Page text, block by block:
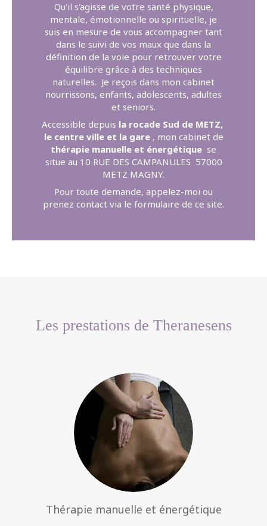
Qu'il s'agisse de votre santé physique,
mentale, émotionnelle ou spirituelle, je
suis en mesure de vous accompagner tant
dans le suivi de vos maux que dans la
définition de la voie pour retrouver votre
équilibre grâce à des techniques
naturelles. Je reçois dans mon cabinet
nourrissons, enfants, adolescents, adultes
et seniors.
Accessible depuis la rocade Sud de METZ,
le centreville et la gare , mon cabinet de
thérapie manuelle et énergétique se
situe au 10 RUE DES CAMPANULES 57000
METZ MAGNY.
Pour toute demande, appelez-moi ou
prenez contact via le formulaire de ce site.
Les prestations de Theranesens
Thérapie manuelle et énergétique